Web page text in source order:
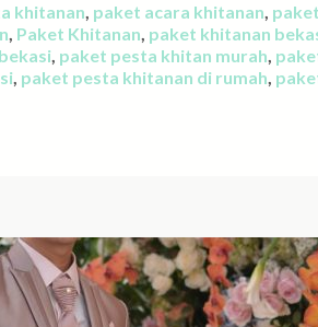
khitanan, paket acara khitanan,
, Paket Khitanan, paket khitanan
, paket pesta khitan murah,
, paket pesta khitanan di rumah,